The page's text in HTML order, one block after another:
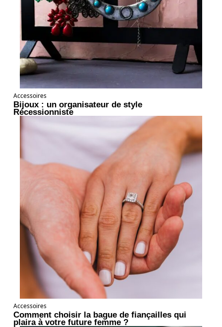
Accessoires
Bijoux : un organisateur de style
Récessionniste
Accessoires
Comment choisir la bague de fiançailles qui
plaira à votre future femme ?